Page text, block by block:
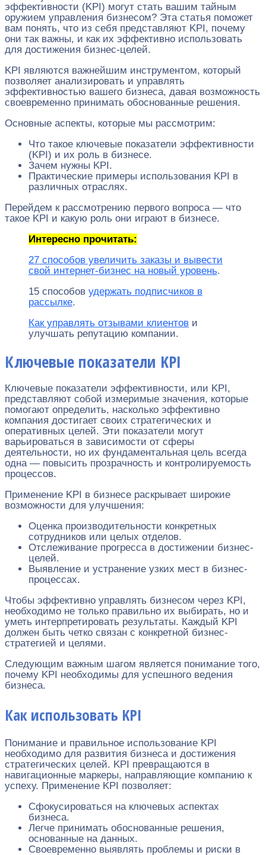
эффективности (KPI) могут стать вашим тайным
оружием управления бизнесом? Эта статья поможет
вам понять, что из себя представляют KPI, почему
они так важны, и как их эффективно использовать
для достижения бизнес-целей.
KPI являются важнейшим инструментом, который
позволяет анализировать и управлять
эффективностью вашего бизнеса, давая возможность
своевременно принимать обоснованные решения.
Основные аспекты, которые мы рассмотрим:
Что такое ключевые показатели эффективности
(KPI) и их роль в бизнесе.
Зачем нужны KPI.
Практические примеры использования KPI в
различных отраслях.
Перейдем к рассмотрению первого вопроса — что
такое KPI и какую роль они играют в бизнесе.
Интересно прочитать:
27 способов увеличить заказы и вывести
свой интернет-бизнес на новый уровень.
15 способов удержать подписчиков в
рассылке.
Как управлять отзывами клиентов и
улучшать репутацию компании.
Ключевые показатели KPI
Ключевые показатели эффективности, или KPI,
представляют собой измеримые значения, которые
помогают определить, насколько эффективно
компания достигает своих стратегических и
оперативных целей. Эти показатели могут
варьироваться в зависимости от сферы
деятельности, но их фундаментальная цель всегда
одна — повысить прозрачность и контролируемость
процессов.
Применение KPI в бизнесе раскрывает широкие
возможности для улучшения:
Оценка производительности конкретных
сотрудников или целых отделов.
Отслеживание прогресса в достижении бизнес-
целей.
Выявление и устранение узких мест в бизнес-
процессах.
Чтобы эффективно управлять бизнесом через KPI,
необходимо не только правильно их выбирать, но и
уметь интерпретировать результаты. Каждый KPI
должен быть четко связан с конкретной бизнес-
стратегией и целями.
Следующим важным шагом является понимание того,
почему KPI необходимы для успешного ведения
бизнеса.
Как использовать KPI
Понимание и правильное использование KPI
необходимо для развития бизнеса и достижения
стратегических целей. KPI превращаются в
навигационные маркеры, направляющие компанию к
успеху. Применение KPI позволяет:
Сфокусироваться на ключевых аспектах
бизнеса.
Легче принимать обоснованные решения,
основанные на данных.
Своевременно выявлять проблемы и риски в